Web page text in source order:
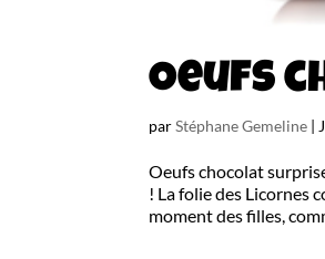
Oeufs
parStéphane Gemeline |
Oeufs chocolat
! La folie des Licornes
moment des filles,